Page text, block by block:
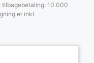
tilbagebetaling: 10.000
er inkl.